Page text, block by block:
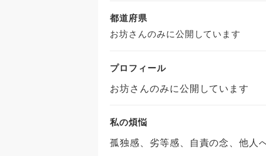
都道府県
お坊さんのみに公開しています
プロフィール
お坊さんのみに公開しています
私の煩悩
孤独感、劣等感、自責の念、他人